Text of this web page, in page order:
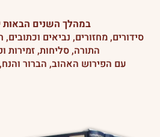
במהלך השנים הבאות
סידורים, מחזורים, נביאים
התורה, סליחות, זמירות
עם הפירוש האהוב, הברור